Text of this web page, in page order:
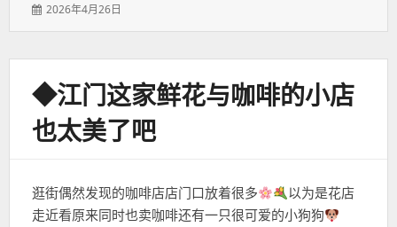
发
2026年4月26日
◆江门这家鲜花与咖啡的小店
也太美了吧
逛街偶然发现的咖啡店店门口放着很多
以为是花店
走近看原来同时也卖咖啡还有一只很可爱的小狗狗